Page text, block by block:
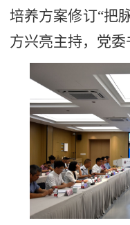
培养方案修订“把
方兴亮主持，党委